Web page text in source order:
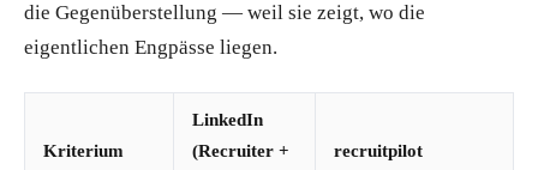
die Gegenüberstellung — weil sie zeigt, wo die
eigentlichen Engpässe liegen.
Kriterium
LinkedIn
(Recruiter +
recruitpilot